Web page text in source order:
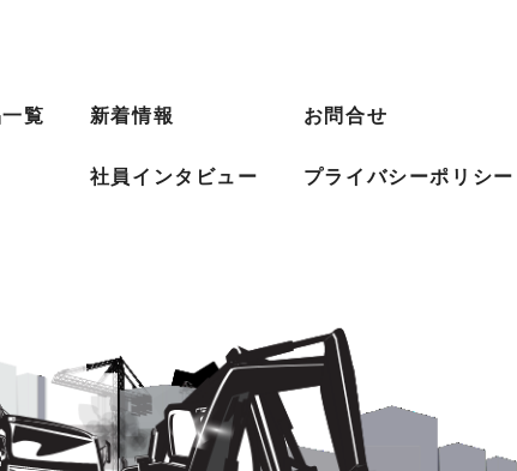
覧 新着情報 お問合せ
社員インタビュー プライバシーポリシー